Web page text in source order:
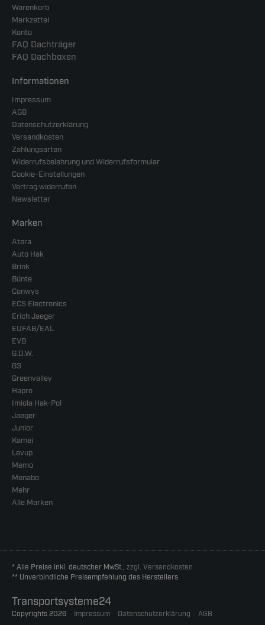
Warenkorb
Merkzettel
Konto
FAQ Dachträger
FAQ Dachboxen
Informationen
Impressum
AGB
Datenschutzerklärung
Versandkosten
Zahlungsarten
Widerrufsbelehrung und Widerrufsformular
Cookie-Einstellungen
Vertrag widerrufen
Newsletter
Marken
Atera
Auto Hak
Brink
Bünte
Conwys
ECS Electronics
Erich Jaeger
EUFAB/EAL
EVB
G.D.W.
G3
Greenvalley
Hapro
Imiola Hak-Pol
Jaeger
Junior
Kamei
Levup
Memo
Menabo
Mehr
Alle Marken
* Alle Preise inkl. deutscher MwSt., zzgl. Versandkosten
** Unverbindliche Preisempfehlung des Herstellers
Transportsysteme24
Copyrights 2026 Impressum Datenschutzerklärung AGB